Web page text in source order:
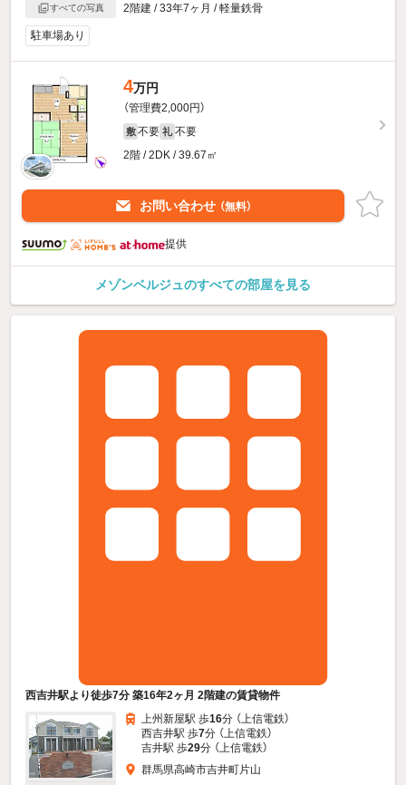
すべての写真
2階建 / 33年7ヶ月 / 軽量鉄骨
駐車場あり
4万円
（管理費2,000円）
敷 不要 礼 不要
2階 / 2DK / 39.67㎡
お問い合わせ （無料）
提供
メゾンベルジュのすべての部屋を見る
西吉井駅より徒歩7分 築16年2ヶ月 2階建の賃貸物件
上州新屋駅 歩16分 （上信電鉄）
西吉井駅 歩7分 （上信電鉄）
吉井駅 歩29分 （上信電鉄）
群馬県高崎市吉井町片山